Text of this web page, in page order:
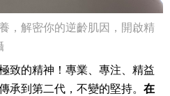
，解密你的逆齡肌因，開啟精
致的精神！專業、專注、精益
承到第二代，不變的堅持。 在